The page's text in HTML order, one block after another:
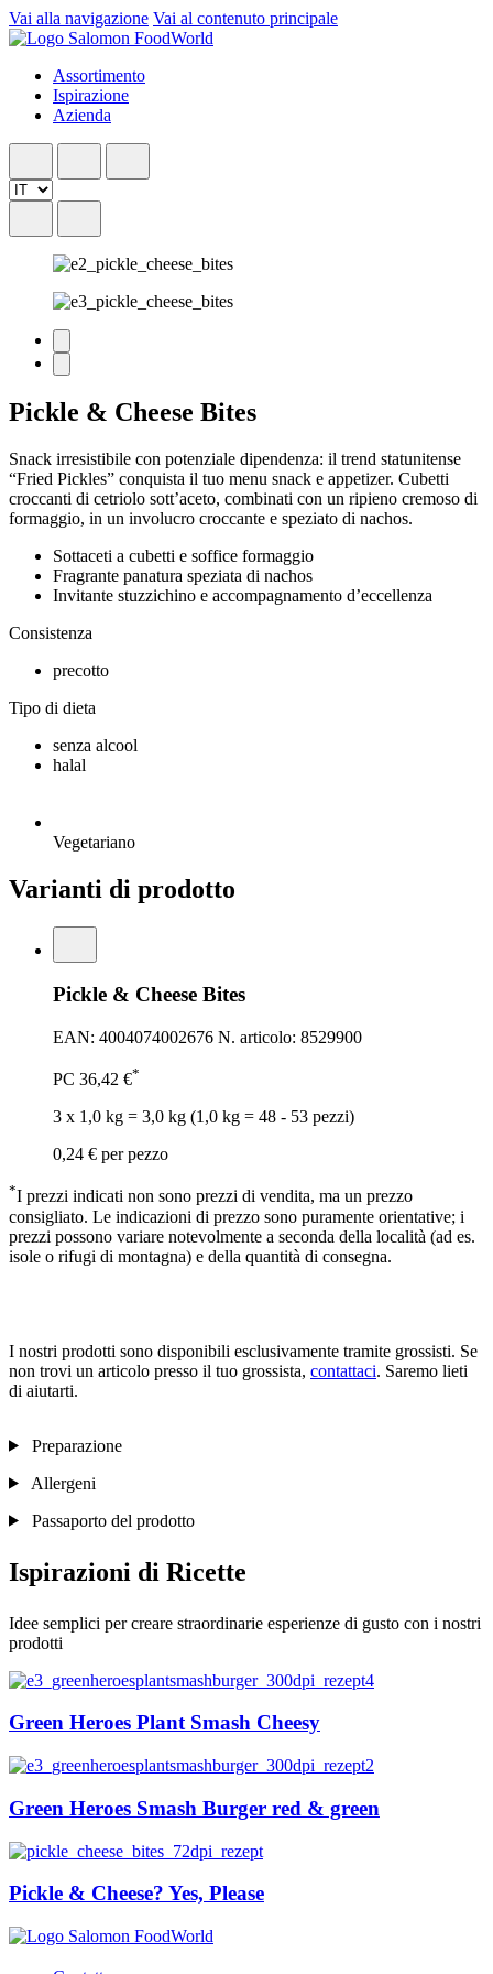
Vai alla navigazione Vai al contenuto principale
Assortimento
Ispirazione
Azienda
Pickle & Cheese Bites
Snack irresistibile con potenziale dipendenza: il trend statunitense
“Fried Pickles” conquista il tuo menu snack e appetizer. Cubetti
croccanti di cetriolo sott’aceto, combinati con un ripieno cremoso di
formaggio, in un involucro croccante e speziato di nachos.
Sottaceti a cubetti e soffice formaggio
Fragrante panatura speziata di nachos
Invitante stuzzichino e accompagnamento d’eccellenza
Consistenza
precotto
Tipo di dieta
senza alcool
halal
Vegetariano
Varianti di prodotto
Pickle & Cheese Bites
EAN: 4004074002676 N. articolo: 8529900
PC 36,42 €*
3 x 1,0 kg = 3,0 kg (1,0 kg = 48 - 53 pezzi)
0,24 € per pezzo
*I prezzi indicati non sono prezzi di vendita, ma un prezzo
consigliato. Le indicazioni di prezzo sono puramente orientative; i
prezzi possono variare notevolmente a seconda della località (ad es.
isole o rifugi di montagna) e della quantità di consegna.
I nostri prodotti sono disponibili esclusivamente tramite grossisti. Se
non trovi un articolo presso il tuo grossista, contattaci. Saremo lieti
di aiutarti.
Preparazione
Allergeni
Passaporto del prodotto
Ispirazioni di Ricette
Idee semplici per creare straordinarie esperienze di gusto con i nostri
prodotti
Green Heroes Plant Smash Cheesy
Green Heroes Smash Burger red & green
Pickle & Cheese? Yes, Please